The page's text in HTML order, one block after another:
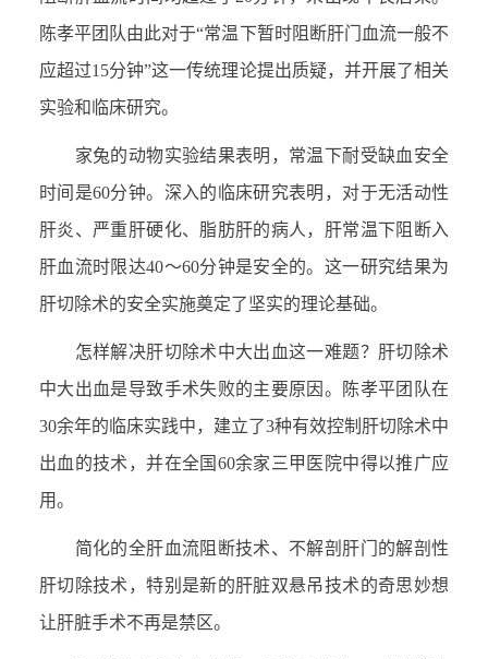
陈孝平团队由此对于“常温下暂时阻断肝门血流一般不
应超过15分钟”这一传统理论提出质疑，并开展了相关
实验和临床研究。
家兔的动物实验结果表明，常温下耐受缺血安全
时间是60分钟。深入的临床研究表明，对于无活动性
肝炎、严重肝硬化、脂肪肝的病人，肝常温下阻断入
肝血流时限达40～60分钟是安全的。这一研究结果为
肝切除术的安全实施奠定了坚实的理论基础。
怎样解决肝切除术中大出血这一难题？肝切除术
中大出血是导致手术失败的主要原因。陈孝平团队在
30余年的临床实践中，建立了3种有效控制肝切除术中
出血的技术，并在全国60余家三甲医院中得以推广应
用。
简化的全肝血流阻断技术、不解剖肝门的解剖性
肝切除技术，特别是新的肝脏双悬吊技术的奇思妙想
让肝脏手术不再是禁区。